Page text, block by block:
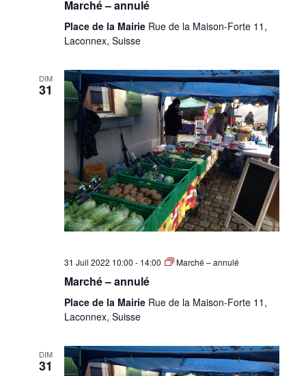
Marché – annulé
Place de la Mairie Rue de la Maison-Forte 11,
Laconnex, Suisse
DIM
31
31 Juil 2022 10:00 - 14:00 Marché – annulé
Marché – annulé
Place de la Mairie Rue de la Maison-Forte 11,
Laconnex, Suisse
DIM
31